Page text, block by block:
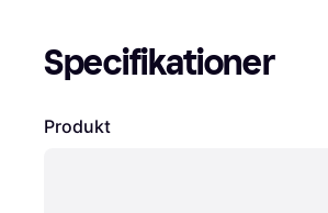
Specifikationer
Produkt